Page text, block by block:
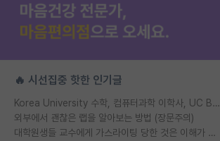
🔥 시선집중 핫한 인기글
Korea University 수학, 컴퓨터과학 이학사, UC Berkeley 산업공학 대학원 공학박사가 되는 것은 쉽지 않겠죠?
외부에서 괜찮은 랩을 알아보는 방법 (장문주의)
대학원생들 교수에게 가스라이팅 당한 것은 이해가 갑니다. 안타깝네요.